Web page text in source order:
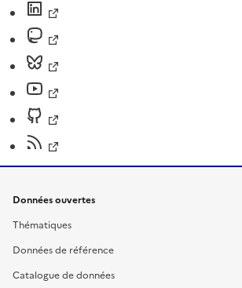
Données ouvertes
Thématiques
Données de référence
Catalogue de données